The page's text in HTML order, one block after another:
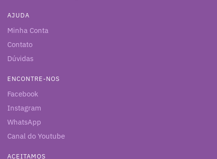
AJUDA
Minha Conta
Contato
Dúvidas
ENCONTRE-NOS
Facebook
Instagram
WhatsApp
Canal do Youtube
ACEITAMOS